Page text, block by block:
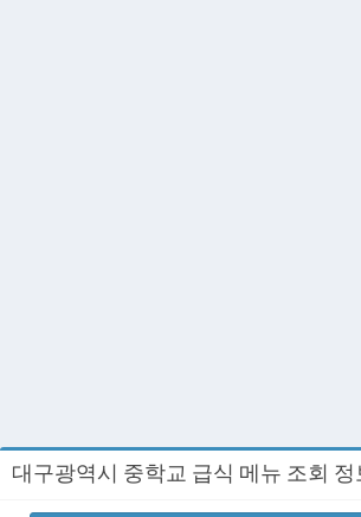
대구광역시 중학교 급식 메뉴 조회 정